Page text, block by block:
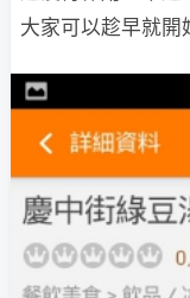
大家可以趁早就開